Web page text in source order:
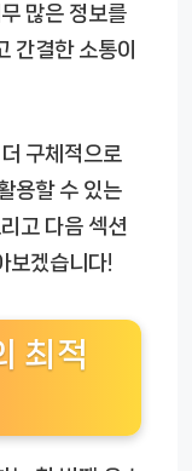
많은 정보를
간결한 소통이
구체적으로
용할 수 있는
고 다음 섹션
보겠습니다!
최적